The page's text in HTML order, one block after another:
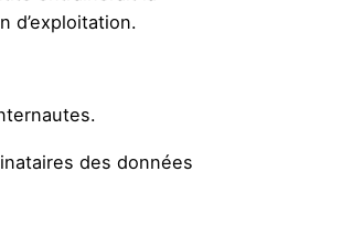
d’exploitation.
des données